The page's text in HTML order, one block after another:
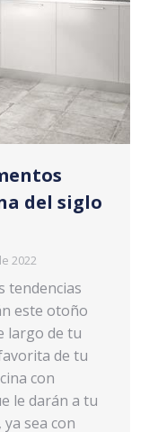
del siglo
2022
tendencias
este otoño
largo de tu
de tu
con
le darán a tu
sea con